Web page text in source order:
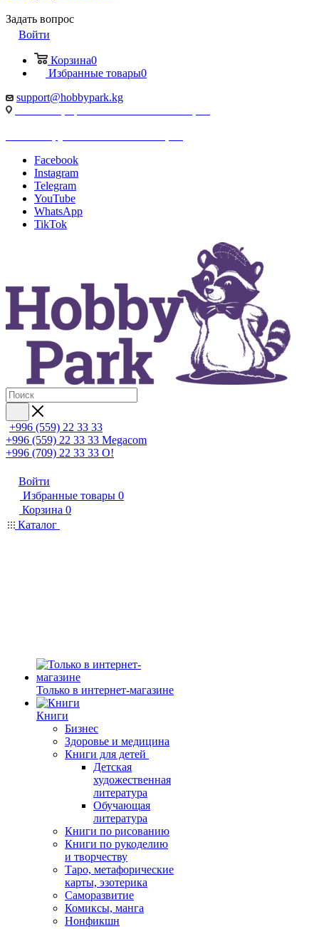
Задать вопрос
Войти
Корзина0
Избранные товары0
support@hobbypark.kg
Facebook
Instagram
Telegram
YouTube
WhatsApp
TikTok
+996 (559) 22 33 33
+996 (559) 22 33 33 Megacom
+996 (709) 22 33 33 O!
Войти
Избранные товары 0
Корзина 0
Каталог
Только в интернет-магазине
Книги
Бизнес
Здоровье и медицина
Книги для детей
Детская
художественная
литература
Обучающая
литература
Книги по рисованию
Книги по рукоделию
и творчеству
Таро, метафорические
карты, эзотерика
Саморазвитие
Комиксы, манга
Нонфикшн